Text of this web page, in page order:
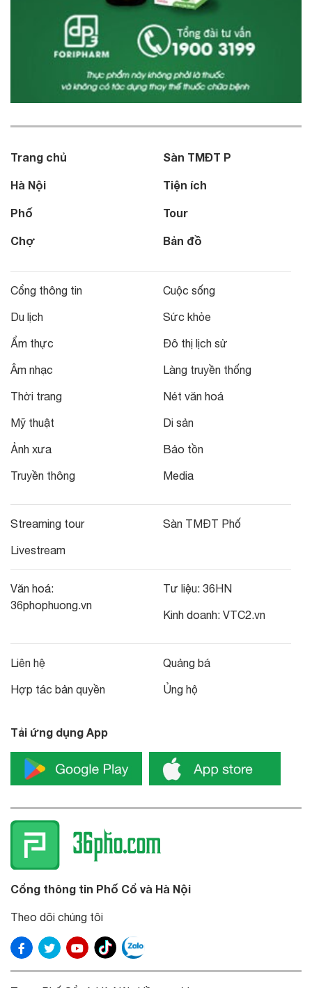
Trang chủ
Hà Nội
Phố
Chợ
Sàn TMĐT P
Tiện ích
Tour
Bản đồ
Cổng thông tin
Du lịch
Ẩm thực
Âm nhạc
Thời trang
Mỹ thuật
Ảnh xưa
Truyền thông
Cuộc sống
Sức khỏe
Đô thị lịch sử
Làng truyền thống
Nét văn hoá
Di sản
Bảo tồn
Media
Streaming tour
Livestream
Sàn TMĐT Phố
Văn hoá:
36phophuong.vn
Tư liệu: 36HN
Kinh doanh: VTC2.vn
Liên hệ
Hợp tác bản quyền
Quảng bá
Ủng hộ
Tải ứng dụng App
Cổng thông tin Phố Cổ và Hà Nội
Theo dõi chúng tôi